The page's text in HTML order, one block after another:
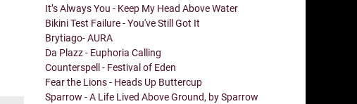
It’s Always You - Keep My Head Above Water
Bikini Test Failure - You've Still Got It
Brytiago- AURA
Da Plazz - Euphoria Calling
Counterspell - Festival of Eden
Fear the Lions - Heads Up Buttercup
Sparrow - A Life Lived Above Ground, by Sparrow